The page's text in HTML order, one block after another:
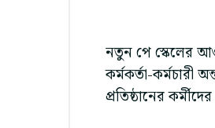
নতুন পে স্কেলের
কর্মকর্তা-কর্মচারী
প্রতিষ্ঠানের